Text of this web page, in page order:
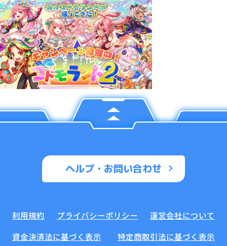
ヘルプ・お問い合わせ
利用規約 プライバシーポリシー
運営会社について
資金決済法に基づく表示
特定商取引法に基づく表示